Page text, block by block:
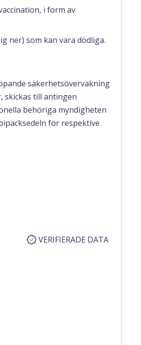
i form av
ner) som kan vara dödliga.
säkerhetsövervakning
skickas till antingen
behöriga myndigheten
för respektive
VERIFIERADE DATA